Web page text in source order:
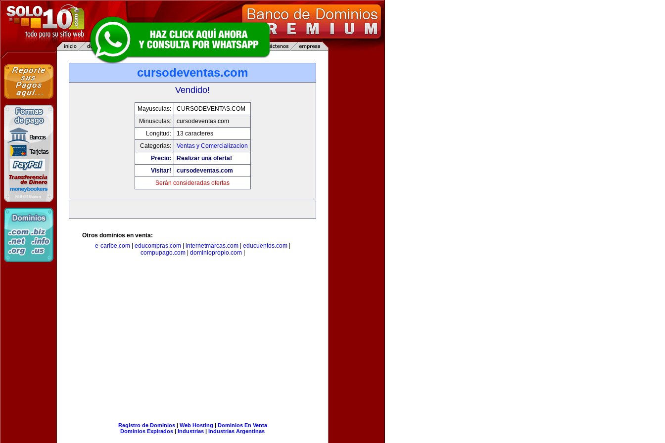
cursodeventas.com
Vendido!
Mayusculas:
CURSODEVENTAS.COM
Minusculas:
cursodeventas.com
Longitud:
13 caracteres
Categorias:
Ventas y Comercializacion
Precio:
Realizar una oferta!
Visitar!
cursodeventas.com
Serán consideradas ofertas
Otros dominios en venta:
e-caribe.com| educompras.com| internetmarcas.com| educuentos.com|
compupago.com| dominiopropio.com|
Registro de Dominios| Web Hosting | Dominios En Venta
Dominios Expirados | Industrias | Industrias Argentinas